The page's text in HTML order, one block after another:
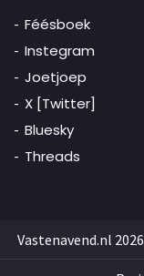
Féésboek
Instegram
Joetjoep
X [Twitter]
Bluesky
Threads
Vastenavend.nl